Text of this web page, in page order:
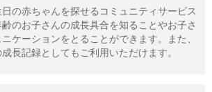
の赤ちゃんを探せるコミュニティサービス
のお子さんの成長具合を知ることやお子さ
ケーションをとることができます。また、
長記録としてもご利用いただけます。